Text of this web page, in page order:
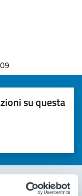
su questa
stelle)la chiarezza delle